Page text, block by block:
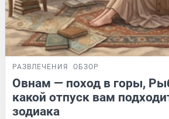
РАЗВЛЕЧЕНИЯ ОБЗОР
Овнам — поход в горы,
какой отпуск вам
зодиака